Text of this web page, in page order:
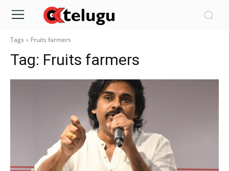
Tags Fruits farmers
Tag: Fruits farmers